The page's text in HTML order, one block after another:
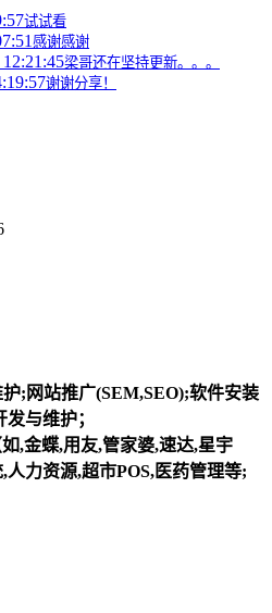
试试看
感谢感谢
梁哥还在坚持更新。。。
谢谢分享！
;网站推广(SEM,SEO);软件安装
与维护；
,金蝶,用友,管家婆,速达,星宇
力资源,超市POS,医药管理等;